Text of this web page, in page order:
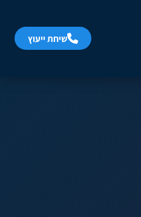
שיחת ייעוץ